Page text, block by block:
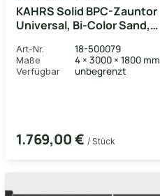
KAHRS Solid BPC-Zauntor
Universal, Bi-Color Sand,
Alu-Rahmen EV1
Art-Nr. 18-500079
Maße 4 × 3000 × 1800 mm
Verfügbar unbegrenzt
1.769,00 € / Stück